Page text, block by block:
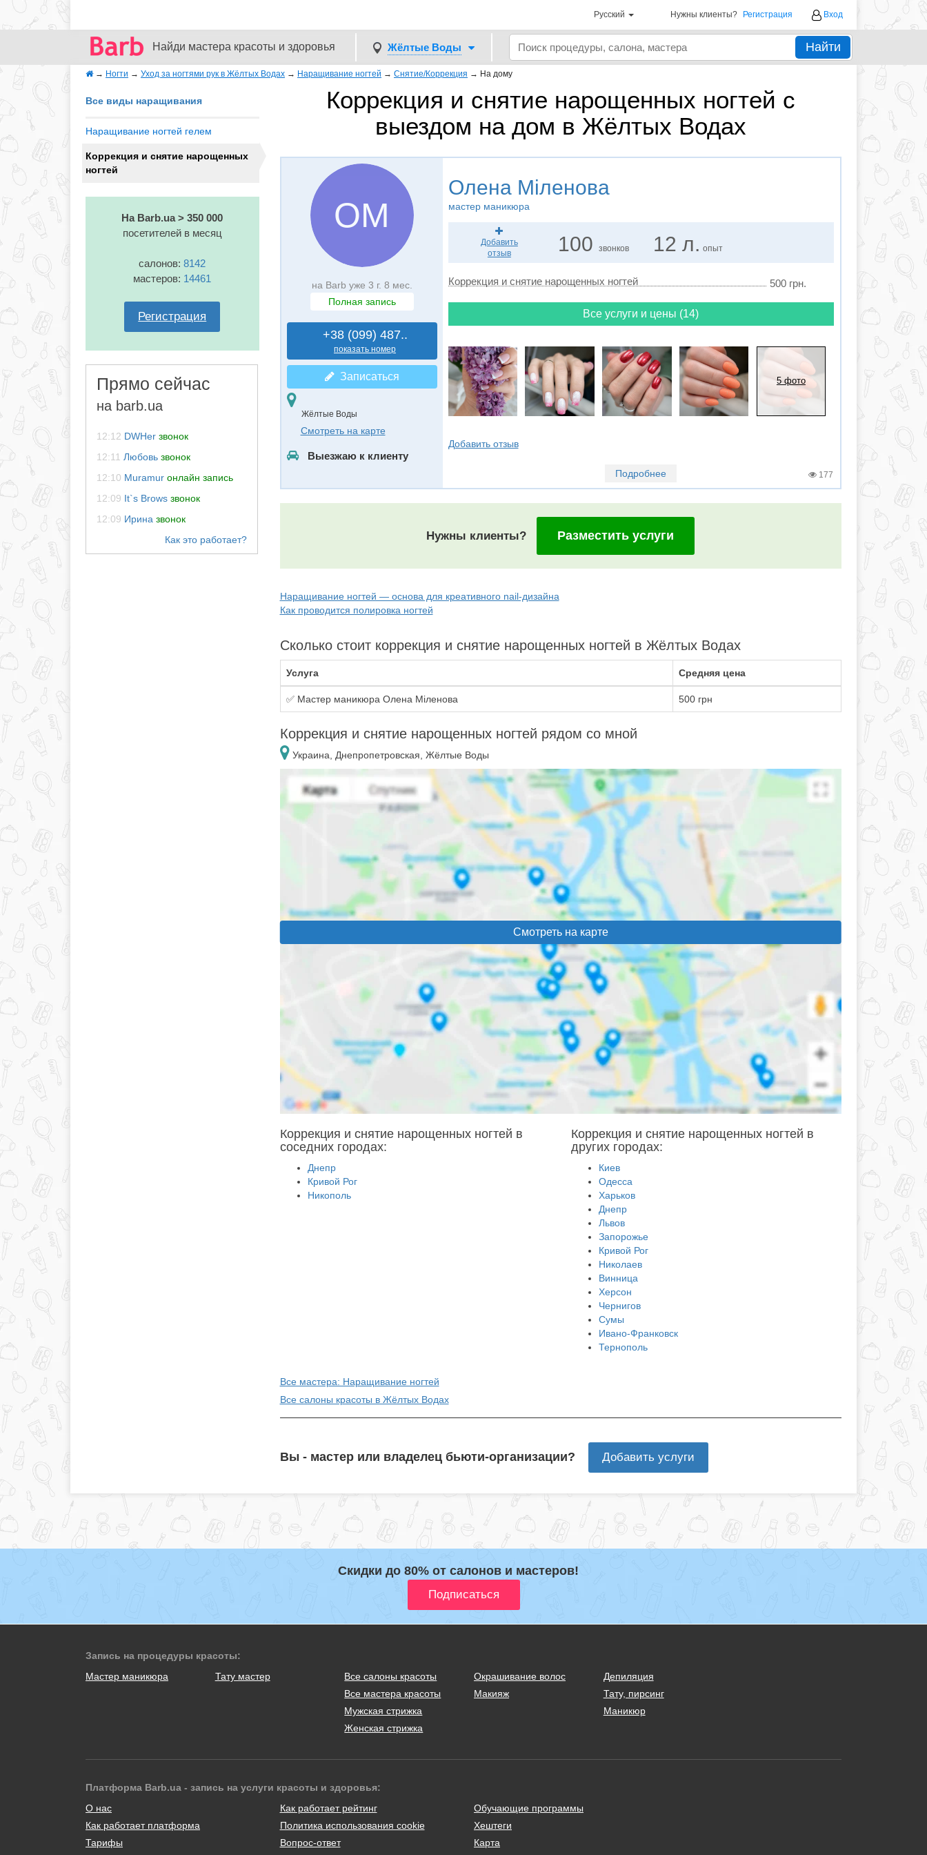
Русский Нужны клиенты? Регистрация Вход
Найди мастера красоты и здоровья Жёлтые Воды Найти
→ Ногти → Уход за ногтями рук в Жёлтых Водах → Наращивание ногтей → Снятие/Коррекция → На дому
Коррекция и снятие нарощенных ногтей с
выездом на дом в Жёлтых Водах
Все виды наращивания
Наращивание ногтей гелем
Коррекция и снятие нарощенных
ногтей
На Barb.ua > 350 000
посетителей в месяц
салонов:8142
мастеров: 14461
Регистрация
Прямо сейчас
на barb.ua
12:12 DWHer звонок
12:11 Любовь звонок
12:10 Muramur онлайн запись
12:09 It`s Brows звонок
12:09 Ирина звонок
ОМ
на Barb уже 3 г. 8 мес.
Полная запись
+38 (099) 487..
показать номер
Записаться
Жёлтые Воды
Смотреть на карте
Выезжаю к клиенту
Олена Міленова
мастер маникюра
Добавить
отзыв
100звонков 12 л. опыт
Коррекция и снятие нарощенных ногтей 500 грн.
Все услуги и цены (14)
5 фото
Добавить отзыв
Подробнее 177
Нужны клиенты? Разместить услуги
Наращивание ногтей — основа для креативного nail-дизайна
Как проводится полировка ногтей
Сколько стоит коррекция и снятие нарощенных ногтей в Жёлтых Водах
Услуга Средняя цена
✅ Мастер маникюра Олена Міленова 500 грн
Коррекция и снятие нарощенных ногтей рядом со мной
Украина, Днепропетровская, Жёлтые Воды
Смотреть на карте
Коррекция и снятие нарощенных ногтей в
соседних городах:
Днепр
Кривой Рог
Никополь
Коррекция и снятие нарощенных ногтей в
других городах:
Киев
Одесса
Харьков
Днепр
Львов
Запорожье
Кривой Рог
Николаев
Винница
Херсон
Чернигов
Сумы
Ивано-Франковск
Тернополь
Все мастера: Наращивание ногтей
Все салоны красоты в Жёлтых Водах
Вы - мастер или владелец бьюти-организации? Добавить услуги
Скидки до 80% от салонов и мастеров!
Запись на процедуры красоты:
Мастер маникюра
Тату мастер
Все салоны красоты
Все мастера красоты
Мужская стрижка
Женская стрижка
Окрашивание волос
Макияж
Депиляция
Тату, пирсинг
Маникюр
Платформа Barb.ua - запись на услуги красоты и здоровья:
О нас
Как работает платформа
Тарифы
Как работает рейтинг
Политика использования cookie
Вопрос-ответ
Обучающие программы
Хештеги
Карта